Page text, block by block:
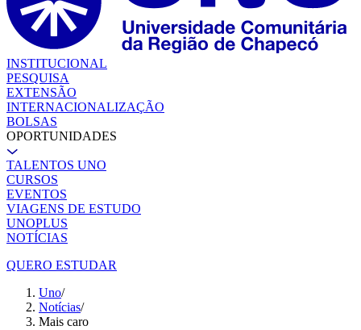
INSTITUCIONAL
PESQUISA
EXTENSÃO
INTERNACIONALIZAÇÃO
BOLSAS
OPORTUNIDADES
TALENTOS UNO
CURSOS
EVENTOS
VIAGENS DE ESTUDO
UNOPLUS
NOTÍCIAS
QUERO ESTUDAR
Uno/
Notícias/
Mais caro